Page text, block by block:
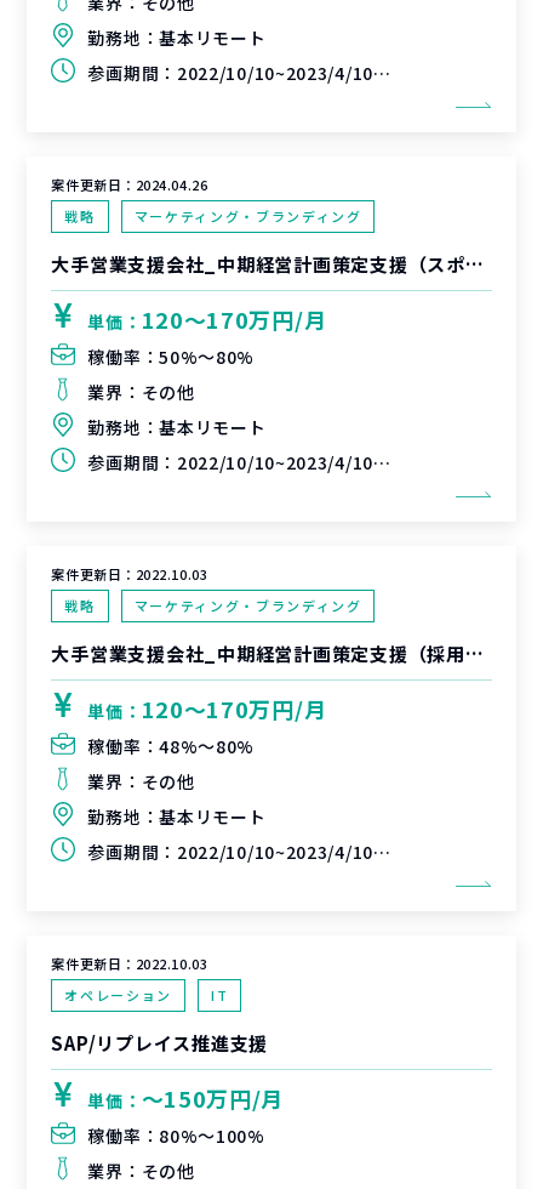
勤務地：基本リモート
参画期間： 2022/10/10~2023/4/10(延長可能性あり)
案件更新日： 2024.04.26
戦略
マーケティング・ブランディング
大手営業支援会社_中期経営計画策定支援（スポーツ×マーケティング企画領域）
単価： 120〜170万円/月
稼働率：50%〜80%
業界： その他
勤務地：基本リモート
参画期間： 2022/10/10~2023/4/10(延長可能性あり)
案件更新日： 2022.10.03
戦略
マーケティング・ブランディング
大手営業支援会社_中期経営計画策定支援（採用ブランディング/採用マーケティング）
単価： 120〜170万円/月
稼働率：48%〜80%
業界： その他
勤務地：基本リモート
参画期間： 2022/10/10~2023/4/10(延長可能性あり)
案件更新日： 2022.10.03
オペレーション
IT
SAP/リプレイス推進支援
単価： 〜150万円/月
稼働率： 80%〜100%
業界： その他